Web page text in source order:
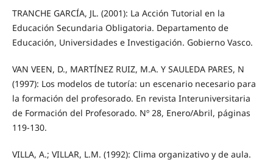
TRANCHE GARCÍA, JL. (2001): La Acción Tutorial en la
Educación Secundaria Obligatoria. Departamento de
Educación, Universidades e Investigación. Gobierno Vasco.
VAN VEEN, D., MARTÍNEZ RUIZ, M.A. Y SAULEDA PARES, N
(1997): Los modelos de tutoría: un escenario necesario para
la formación del profesorado. En revista Interuniversitaria
de Formación del Profesorado. Nº 28, Enero/Abril, páginas
119-130.
VILLA, A.; VILLAR, L.M. (1992): Clima organizativo y de aula.